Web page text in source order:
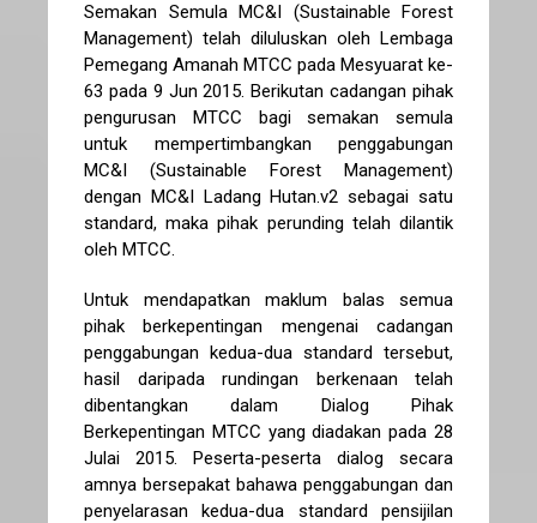
Semakan Semula MC&I (Sustainable Forest
Management) telah diluluskan oleh Lembaga
Pemegang Amanah MTCC pada Mesyuarat ke-
63 pada 9 Jun 2015. Berikutan cadangan pihak
pengurusan MTCC bagi semakan semula
untuk mempertimbangkan penggabungan
MC&I (Sustainable Forest Management)
dengan MC&I Ladang Hutan.v2 sebagai satu
standard, maka pihak perunding telah dilantik
oleh MTCC.
Untuk mendapatkan maklum balas semua
pihak berkepentingan mengenai cadangan
penggabungan kedua-dua standard tersebut,
hasil daripada rundingan berkenaan telah
dibentangkan dalam Dialog Pihak
Berkepentingan MTCC yang diadakan pada 28
Julai 2015. Peserta-peserta dialog secara
amnya bersepakat bahawa penggabungan dan
penyelarasan kedua-dua standard pensijilan